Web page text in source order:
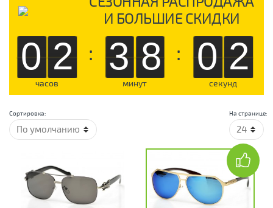
И БОЛЬШИЕ СКИДКИ
02
часов
: 38
минут
: 01
секунд
На странице:
Сортировка: